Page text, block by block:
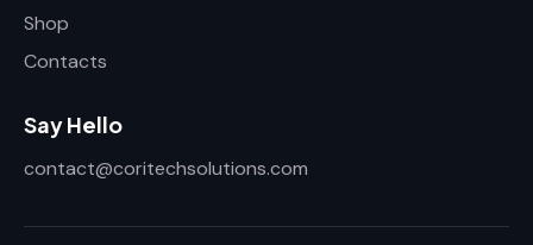
Shop
Contacts
Say Hello
contact@coritechsolutions.com